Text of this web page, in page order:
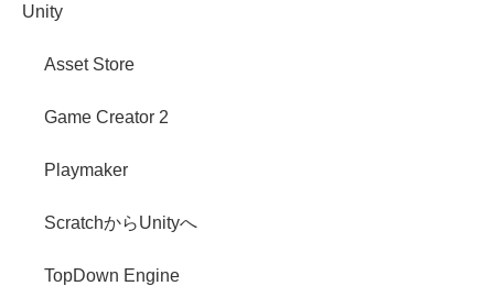
Unity
Asset Store
Game Creator 2
Playmaker
ScratchからUnityへ
TopDown Engine